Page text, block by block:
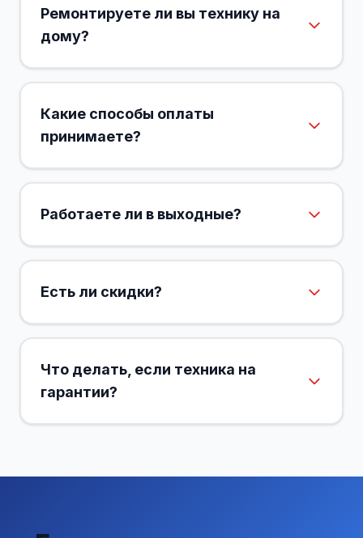
Ремонтируете ли вы технику на
дому?
Какие способы оплаты
принимаете?
Работаете ли в выходные?
Есть ли скидки?
Что делать, если техника на
гарантии?